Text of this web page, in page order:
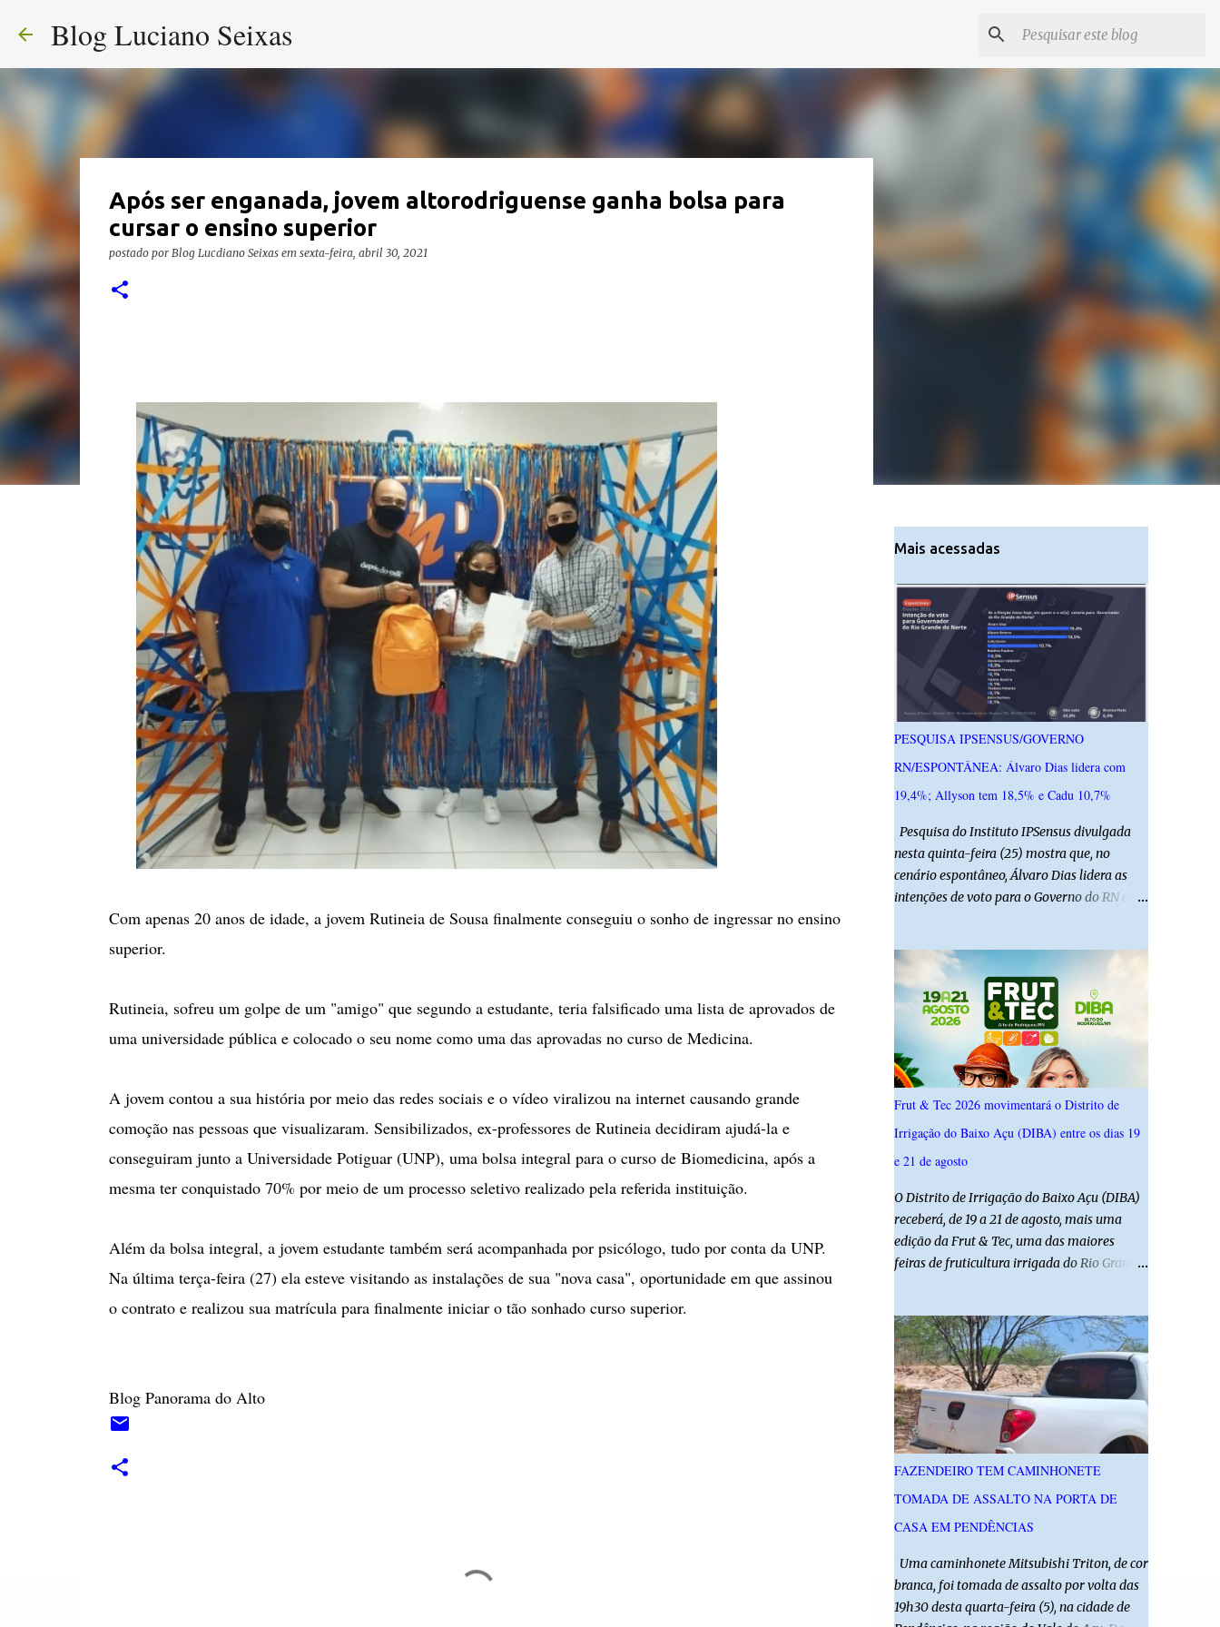
Blog Luciano Seixas
Após ser enganada, jovem altorodriguense ganha bolsa para
cursar o ensino superior
postado por Blog Lucdiano Seixas em sexta-feira, abril 30, 2021
Com apenas 20 anos de idade, a jovem Rutineia de Sousa finalmente conseguiu o sonho de ingressar no ensino
superior.
Rutineia, sofreu um golpe de um "amigo" que segundo a estudante, teria falsificado uma lista de aprovados de
uma universidade pública e colocado o seu nome como uma das aprovadas no curso de Medicina.
A jovem contou a sua história por meio das redes sociais e o vídeo viralizou na internet causando grande
comoção nas pessoas que visualizaram. Sensibilizados, ex-professores de Rutineia decidiram ajudá-la e
conseguiram junto a Universidade Potiguar (UNP), uma bolsa integral para o curso de Biomedicina, após a
mesma ter conquistado 70% por meio de um processo seletivo realizado pela referida instituição.
Além da bolsa integral, a jovem estudante também será acompanhada por psicólogo, tudo por conta da UNP.
Na última terça-feira (27) ela esteve visitando as instalações de sua "nova casa", oportunidade em que assinou
o contrato e realizou sua matrícula para finalmente iniciar o tão sonhado curso superior.
Blog Panorama do Alto
Mais acessadas
PESQUISA IPSENSUS/GOVERNO
RN/ESPONTÂNEA: Álvaro Dias lidera com
19,4%; Allyson tem 18,5% e Cadu 10,7%
Pesquisa do Instituto IPSensus divulgada
nesta quinta-feira (25) mostra que, no
cenário espontâneo, Álvaro Dias lidera as
intenções de voto para o Governo do RN com
somaram 6,4% e outros 43,8% não
souberam responder. A pesquisa IPSsensus
ouviu 1.500 eleitores em todas as regiões do
Rio Grande do Norte entre os dias 18 e 22 de
junho de 2026. O levantamento possui
margem de erro de 2,5 pontos percentuais e
nível de confiança de 95%. Registro no TSE:
RN-09520/2026
Frut & Tec 2026 movimentará o Distrito de
Irrigação do Baixo Açu (DIBA) entre os dias 19
e 21 de agosto
O Distrito de Irrigação do Baixo Açu (DIBA)
receberá, de 19 a 21 de agosto, mais uma
edição da Frut & Tec, uma das maiores
feiras de fruticultura irrigada do Rio Grande
estudantes e profissionais do agronegócio,
com palestras de especialistas, visitas
técnicas a campo e uma ampla exposição de
empresas, instituições e tecnologias voltadas
ao setor. Além das atividades técnicas, a
feira contará com programação cultural. No
dia 20 de agosto, o público poderá prestigiar
o show de humor com Mução, seguido de
apresentação musical de Vê Barreto. A Frut
& Tec reforça a importância do Distrito de
fruticultura irrigada, promovendo
conhecimento, inovação e oportunidades
para o desenvolvimento do agronegócio
FAZENDEIRO TEM CAMINHONETE
TOMADA DE ASSALTO NA PORTA DE
CASA EM PENDÊNCIAS
Uma caminhonete Mitsubishi Triton, de cor
branca, foi tomada de assalto por volta das
19h30 desta quarta-feira (5), na cidade de